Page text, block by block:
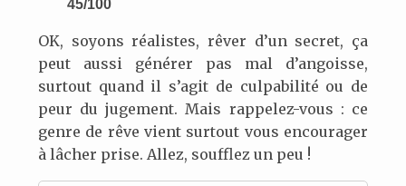
45/100
OK, soyons réalistes, rêver d’un secret, ça
peut aussi générer pas mal d’angoisse,
surtout quand il s’agit de culpabilité ou de
peur du jugement. Mais rappelez-vous : ce
genre de rêve vient surtout vous encourager
à lâcher prise. Allez, soufflez un peu !